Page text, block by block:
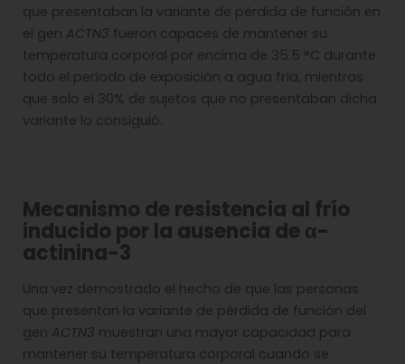
que presentaban la variante de pérdida de función en
el gen ACTN3 fueron capaces de mantener su
temperatura corporal por encima de 35.5 °C durante
todo el período de exposición a agua fría, mientras
que solo el 30% de sujetos que no presentaban dicha
variante lo consiguió.
Mecanismo de resistencia al frío
inducido por la ausencia de α-
actinina-3
Una vez demostrado el hecho de que las personas
que presentan la variante de pérdida de función del
gen ACTN3 muestran una mayor capacidad para
mantener su temperatura corporal cuando se